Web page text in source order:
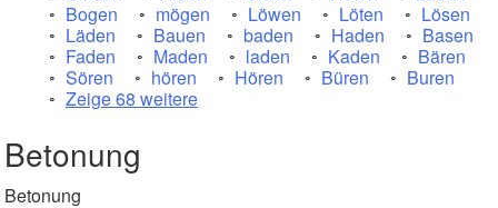
Bogen
mögen Löwen Löten
Lösen
Läden
Bauen baden Haden
Basen
Faden
Maden laden Kaden
Bären
Sören
hören Hören Büren
Buren
Zeige 68 weitere
Betonung
Betonung